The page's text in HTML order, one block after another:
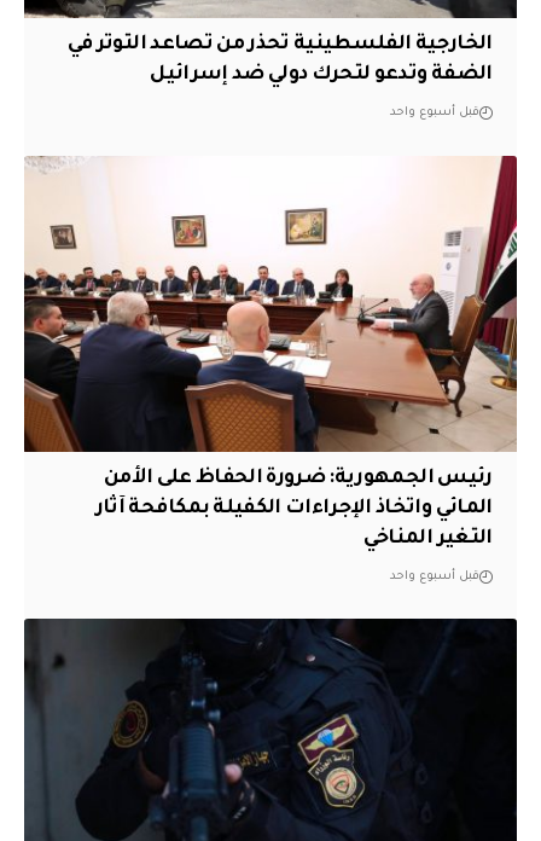
الخارجية الفلسطينية تحذر من تصاعد التوتر في
الضفة وتدعو لتحرك دولي ضد إسرائيل
قبل أسبوع واحد
رئيس الجمهورية: ضرورة الحفاظ على الأمن
المائي واتخاذ الإجراءات الكفيلة بمكافحة آثار
التغير المناخي
قبل أسبوع واحد